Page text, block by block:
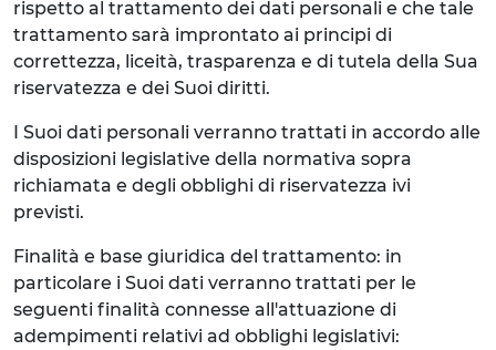
rispetto al trattamento dei dati personali e che tale
trattamento sarà improntato ai principi di
correttezza, liceità, trasparenza e di tutela della Sua
riservatezza e dei Suoi diritti.
I Suoi dati personali verranno trattati in accordo alle
disposizioni legislative della normativa sopra
richiamata e degli obblighi di riservatezza ivi
previsti.
Finalità e base giuridica del trattamento: in
particolare i Suoi dati verranno trattati per le
seguenti finalità connesse all'attuazione di
adempimenti relativi ad obblighi legislativi: